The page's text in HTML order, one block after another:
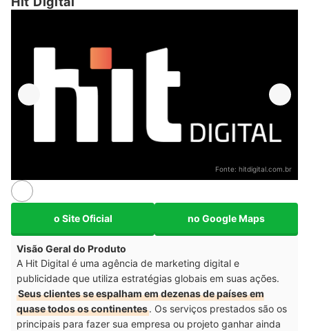
Fonte: hitdigital.com.br
o Site Oficial no Google Maps
Visão Geral do Produto
A Hit Digital é uma agência de marketing digital e
publicidade que utiliza estratégias globais em suas ações.
Seus clientes se espalham em dezenas de países em
quase todos os continentes. Os serviços prestados são os
principais para fazer sua empresa ou projeto ganhar ainda